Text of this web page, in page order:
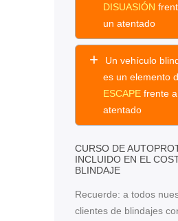
DISUASIÓN
un atentado
Un vehículo
es un elemento
ESCAPE frente
atentado
CURSO DE
INCLUIDO EN EL
BLINDAJE
Recuerde: a todos
clientes de blindajes